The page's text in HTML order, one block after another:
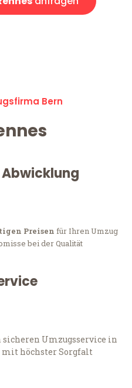
Bern
Preisen für Ihren Umzug
bei der Qualität
sicheren Umzugsservice in
höchster Sorgfalt